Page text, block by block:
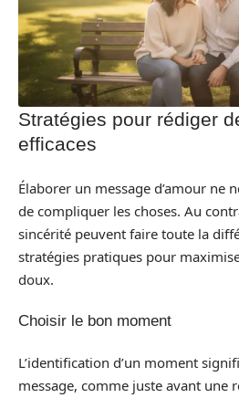
Stratégies pour rédiger
efficaces
Élaborer un message d’amour ne
de compliquer les choses. Au
sincérité peuvent faire toute la
stratégies pratiques pour
doux.
Choisir le bon moment
L’identification d’un moment
message, comme juste avant une